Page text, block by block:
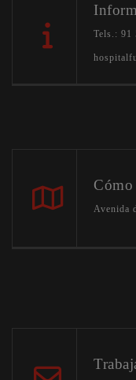
Tels.: 91
Avenida